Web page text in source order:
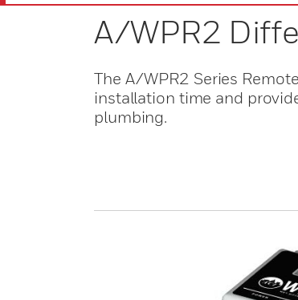
A/WPR2
The A/WPR2 Series
installation time and
plumbing.